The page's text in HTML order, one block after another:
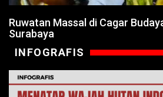
Ruwatan Massal di Cagar
Surabaya
INFOGRAFIS